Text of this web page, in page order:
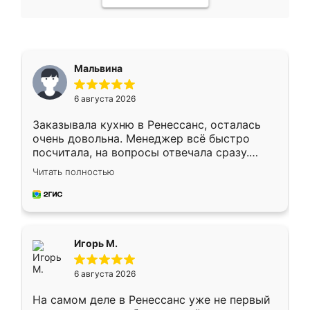
Мальвина
6 августа 2026
Заказывала кухню в Ренессанс, осталась
очень довольна. Менеджер всё быстро
посчитала, на вопросы отвечала сразу.
Замерщик приехал в субботу, подошёл к
делу со всей ответственностью. Собрали
за день, ребята работали аккуратно, даже
Читать полностью
Игорь М.
6 августа 2026
На самом деле в Ренессанс уже не первый